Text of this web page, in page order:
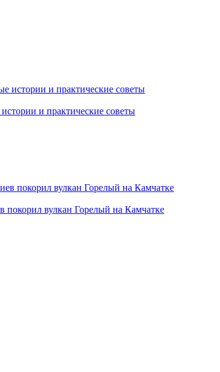
и практические советы
покорил вулкан Горелый на Камчатке